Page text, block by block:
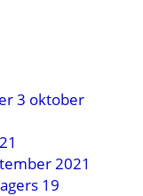
3 oktober
2021
19